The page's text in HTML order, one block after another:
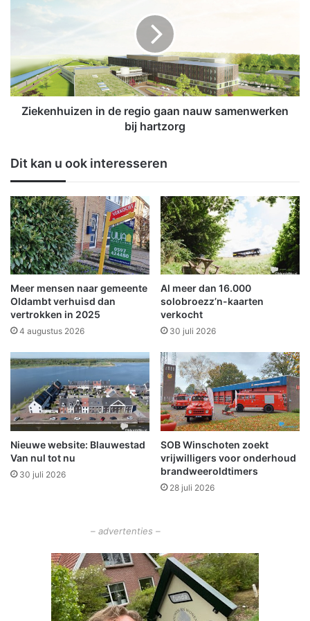
o
w
e
m
s
u
c
c
e
s
v
o
l
h
u
i
n
d
e
r
e
g
i
o
g
a
a
n
a
u
a
m
e
n
w
Ziekenhuizen in de regio gaan nauw samenwerken
bij hartzorg
Dit kan u ook interesseren
Meer mensen naar gemeente
Oldambt verhuisd dan
vertrokken in 2025
4 augustus 2026
Al meer dan 16.000
solobroezz’n-kaarten
verkocht
30 juli 2026
Nieuwe website: Blauwestad
Van nul tot nu
30 juli 2026
SOB Winschoten zoekt
vrijwilligers voor onderhoud
brandweeroldtimers
28 juli 2026
– advertenties –